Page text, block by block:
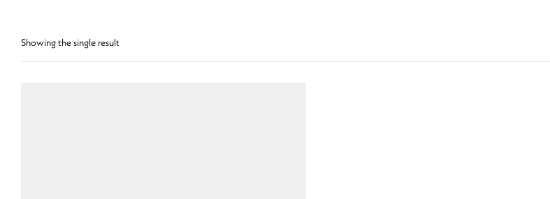
Showing the single result